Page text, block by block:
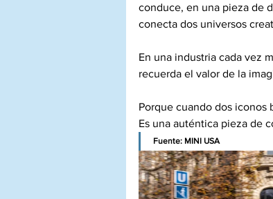
conduce, en una pieza de
conecta dos universos
En una industria cada vez
recuerda el valor de la
Porque cuando dos iconos
Es una auténtica pieza de
Fuente: MINI USA